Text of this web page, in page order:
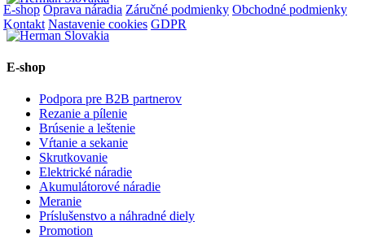
E-shop Oprava náradia Záručné podmienky Obchodné podmienky
Kontakt Nastavenie cookies GDPR
E-shop
Podpora pre B2B partnerov
Rezanie a pílenie
Brúsenie a leštenie
Vŕtanie a sekanie
Skrutkovanie
Elektrické náradie
Akumulátorové náradie
Meranie
Príslušenstvo a náhradné diely
Promotion